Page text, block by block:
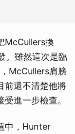
McCullers換
。雖然這次是臨
McCullers肩膀
前還不清楚他將
進一步檢查。
中，Hunter